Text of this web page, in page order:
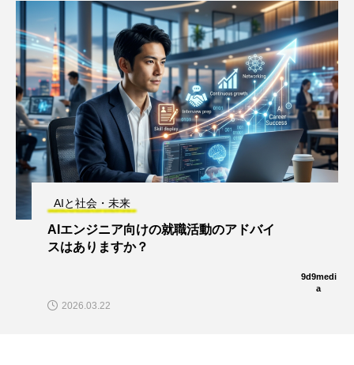
AIと社会・未来
AIエンジニア向けの就職活動のアドバイ
スはありますか？
9d9medi
a
2026.03.22